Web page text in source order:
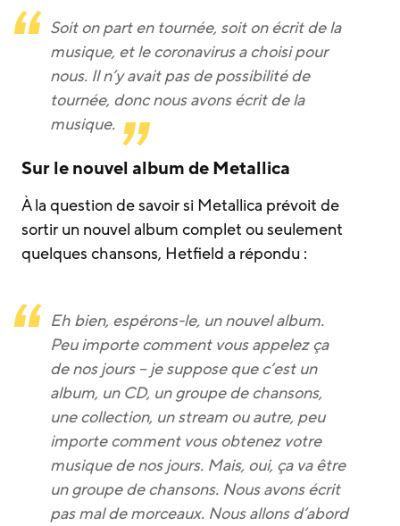
Soit on part en tournée, soit on écrit de la
musique, et le coronavirus a choisi pour
nous. Il n’y avait pas de possibilité de
tournée, donc nous avons écrit de la
musique.
Sur le nouvel album de Metallica
À la question de savoir si Metallica prévoit de
sortir un nouvel album complet ou seulement
quelques chansons, Hetfield a répondu :
Eh bien, espérons-le, un nouvel album.
Peu importe comment vous appelez ça
de nos jours – je suppose que c’est un
album, un CD, un groupe de chansons,
une collection, un stream ou autre, peu
importe comment vous obtenez votre
musique de nos jours. Mais, oui, ça va être
un groupe de chansons. Nous avons écrit
pas mal de morceaux. Nous allons d’abord